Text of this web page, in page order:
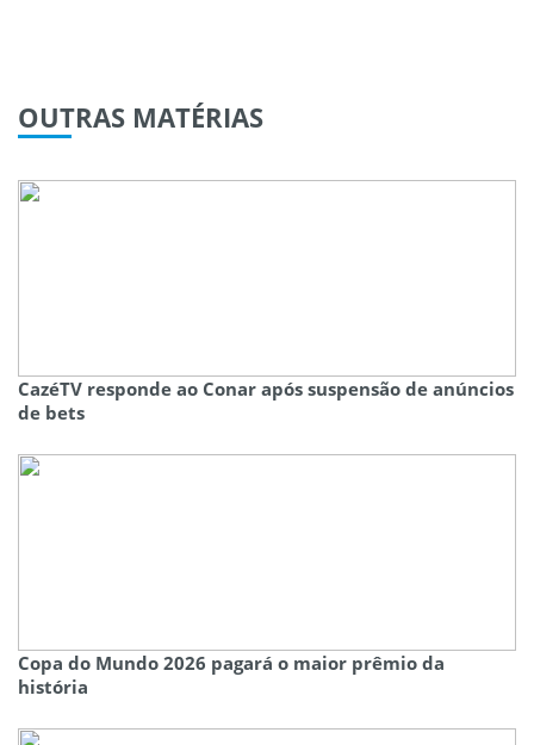
OUTRAS MATÉRIAS
CazéTV responde ao Conar após suspensão de anúncios
de bets
Copa do Mundo 2026 pagará o maior prêmio da
história